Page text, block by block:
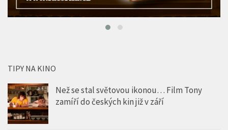
TIPY NA KINO
Než se stal světovou ikonou… Film Tony
zamíří do českých kin již v září